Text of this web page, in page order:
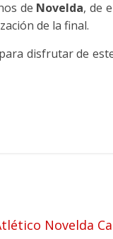
de Novelda, de
de la final.
disfrutar de
Novelda